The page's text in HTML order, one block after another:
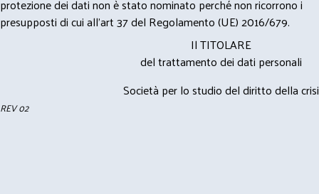
protezione dei dati non è stato nominato perché non ricorrono i
presupposti di cui all’art 37 del Regolamento (UE) 2016/679.
Il TITOLARE
del trattamento dei dati personali
Società per lo studio del diritto della crisi
REV 02